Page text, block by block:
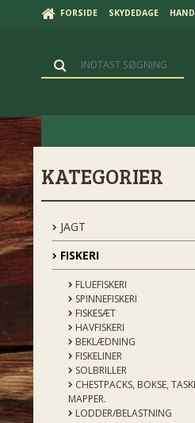
FORSIDE SKYDEDAGE
KATEGORIER
JAGT
FISKERI
FLUEFISKERI
SPINNEFISKERI
FISKESÆT
HAVFISKERI
BEKLÆDNING
FISKELINER
SOLBRILLER
CHESTPACKS, BOKSE,
MAPPER.
LODDER/BELASTNING